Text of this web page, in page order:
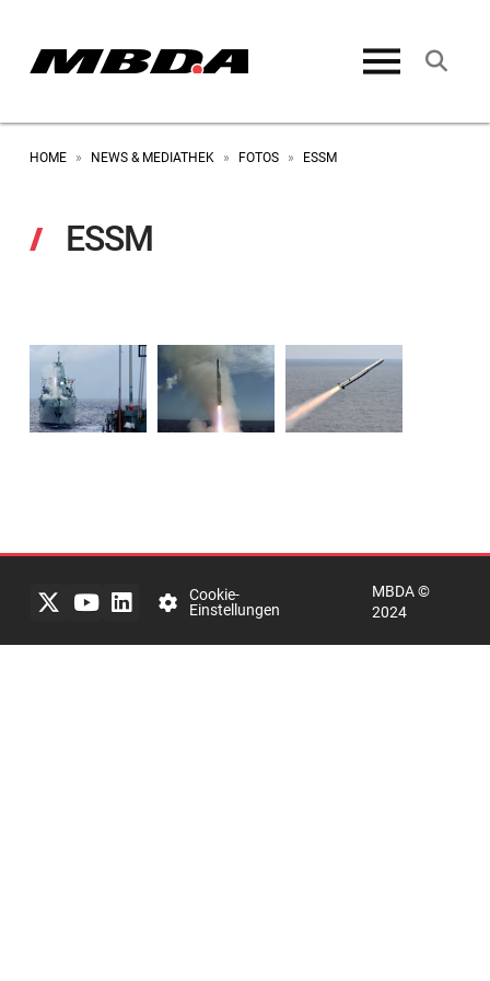
HOME » NEWS & MEDIATHEK » FOTOS » ESSM
ESSM
Datenschutzerklärung
mbda-
Cookie-
Einstellungen
MBDA ©
2024